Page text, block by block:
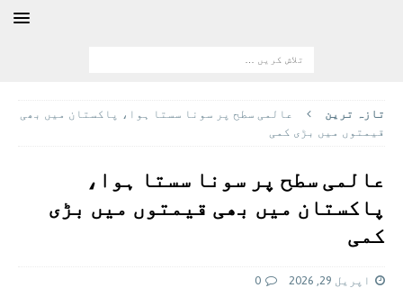
تازہ ترين
عالمی سطح پر سونا سستا ہوا، پاکستان میں بھی
قیمتوں میں بڑی کمی
عالمی سطح پر سونا سستا ہوا،
پاکستان میں بھی قیمتوں میں بڑی
کمی
اپریل 29, 2026 0